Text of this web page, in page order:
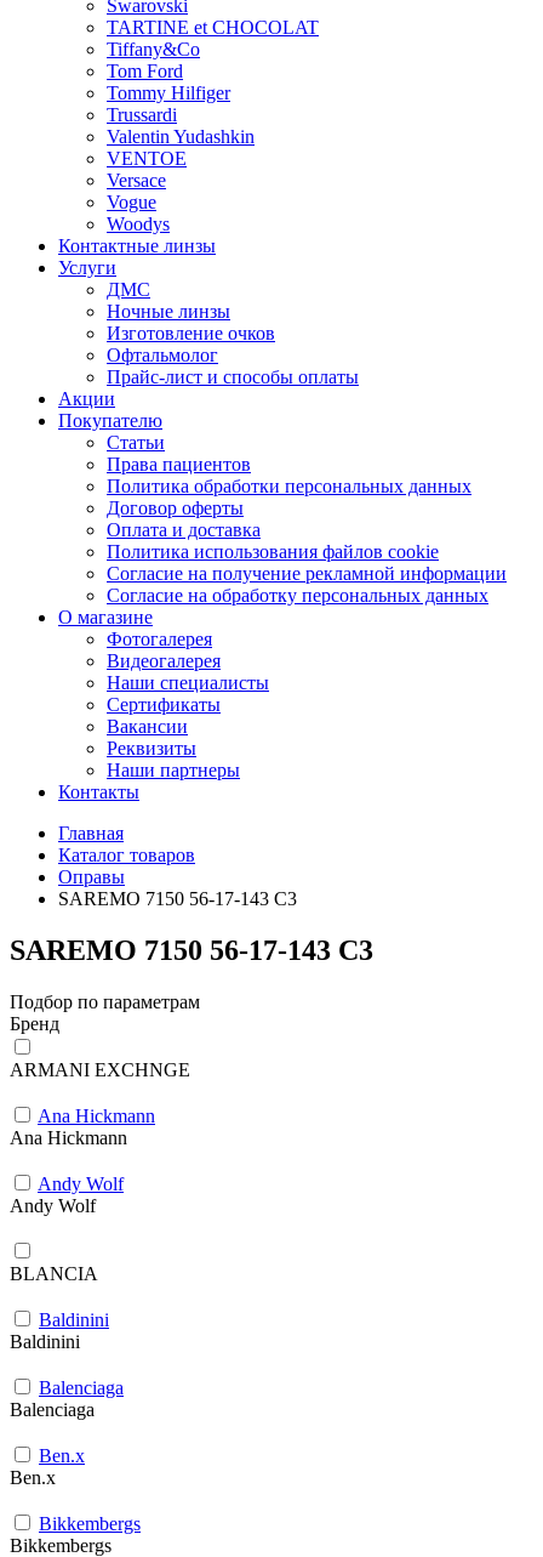
Swarovski
TARTINE et CHOCOLAT
Tiffany&Co
Tom Ford
Tommy Hilfiger
Trussardi
Valentin Yudashkin
VENTOE
Versace
Vogue
Woodys
Контактные линзы
Услуги
ДМС
Ночные линзы
Изготовление очков
Офтальмолог
Прайс-лист и способы оплаты
Акции
Покупателю
Статьи
Права пациентов
Политика обработки персональных данных
Договор оферты
Оплата и доставка
Политика использования файлов cookie
Согласие на получение рекламной информации
Согласие на обработку персональных данных
О магазине
Фотогалерея
Видеогалерея
Наши специалисты
Сертификаты
Вакансии
Реквизиты
Наши партнеры
Контакты
Главная
Каталог товаров
Оправы
SAREMO 7150 56-17-143 C3
SAREMO 7150 56-17-143 C3
Подбор по параметрам
Бренд
ARMANI EXCHNGE
Ana Hickmann
Ana Hickmann
Andy Wolf
Andy Wolf
BLANCIA
Baldinini
Baldinini
Balenciaga
Balenciaga
Ben.x
Ben.x
Bikkembergs
Bikkembergs